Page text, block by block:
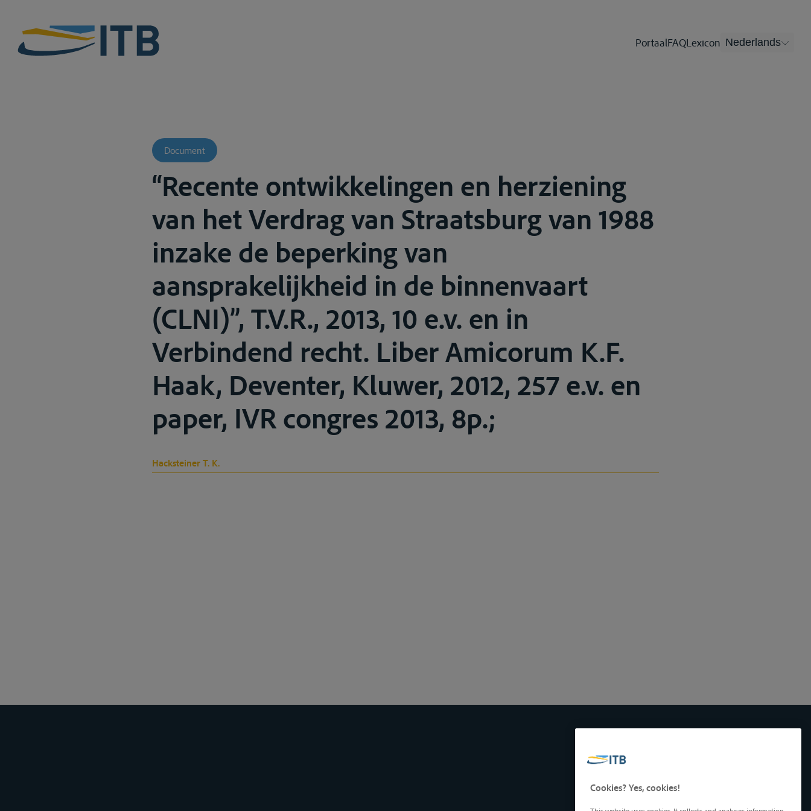
PortaalFAQLexicon Nederlands
Document
“Recente ontwikkelingen en herziening
van het Verdrag van Straatsburg van 1988
inzake de beperking van
aansprakelijkheid in de binnenvaart
(CLNI)”, T.V.R., 2013, 10 e.v. en in
Verbindend recht. Liber Amicorum K.F.
Haak, Deventer, Kluwer, 2012, 257 e.v. en
paper, IVR congres 2013, 8p.;
Hacksteiner T. K.
Cookies? Yes, cookies!